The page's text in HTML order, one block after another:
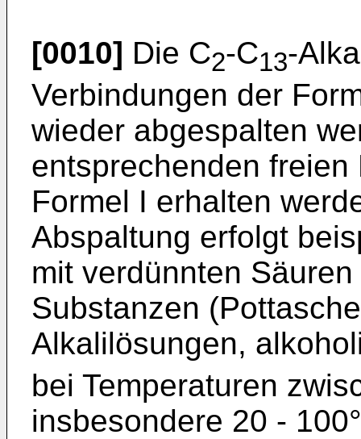
[0010] Die C2-C13-
Verbindungen der
wieder abgespalten
entsprechenden
Formel I erhalten
Abspaltung erfolgt
mit verdünnten
Substanzen
Alkalilösungen,
bei Temperaturen
insbesondere 20 -